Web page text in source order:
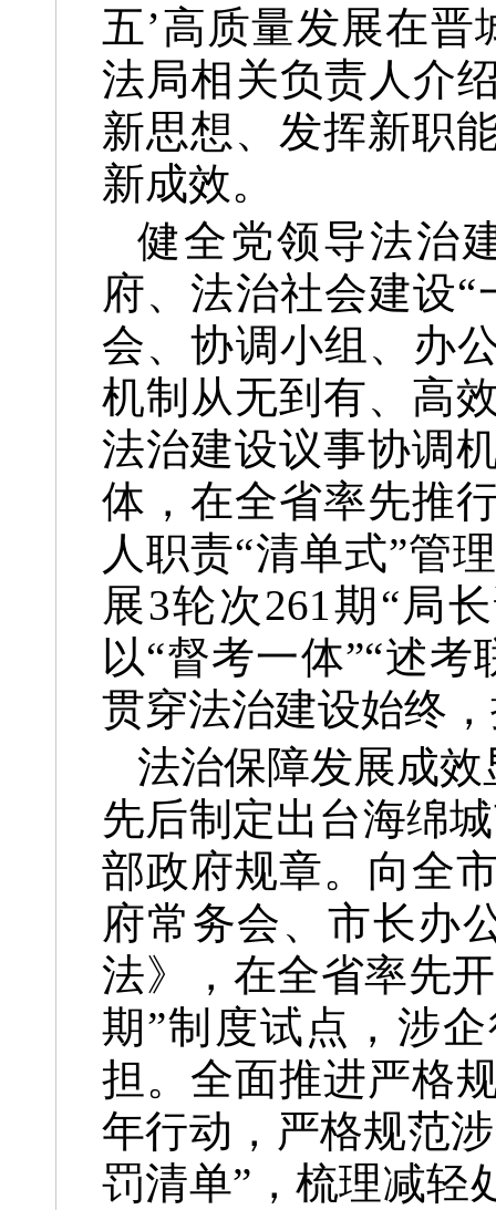
五’高质量发展在
法局相关负责人介
新思想、发挥新职
新成效。
健全党领导法治
府、法治社会建设
会、协调小组、办
机制从无到有、高
法治建设议事协调
体，在全省率先推
人职责“清单式”管
展3轮次261期“局
以“督考一体”“述
贯穿法治建设始终
法治保障发展成
先后制定出台海绵
部政府规章。向全
府常务会、市长办
法》，在全省率先
期”制度试点，涉
担。全面推进严格
年行动，严格规范
罚清单”，梳理减轻